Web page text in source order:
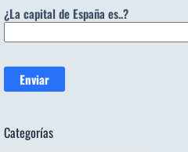
¿La capital de España es..?
Categorías